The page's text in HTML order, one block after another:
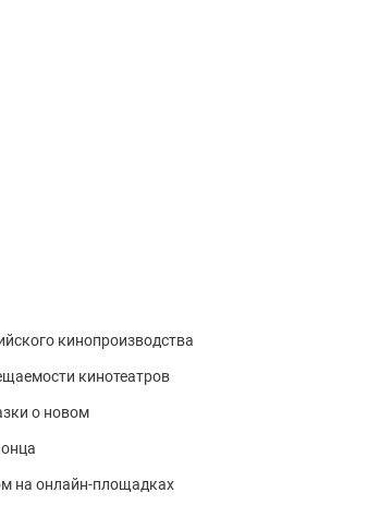
кинопроизводства
кинотеатров
о новом
на онлайн-площадках